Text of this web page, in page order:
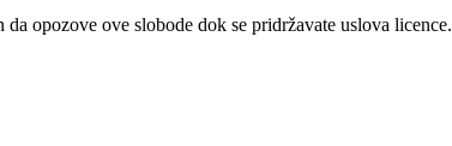
opozove ove slobode dok se pridržavate uslova licence.